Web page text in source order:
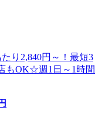
り2,840円～！最短3
もOK☆週1日～1時間